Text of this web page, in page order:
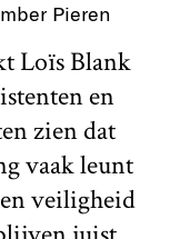
Pieren
Loïs Blank
en
zien dat
vaak leunt
veiligheid